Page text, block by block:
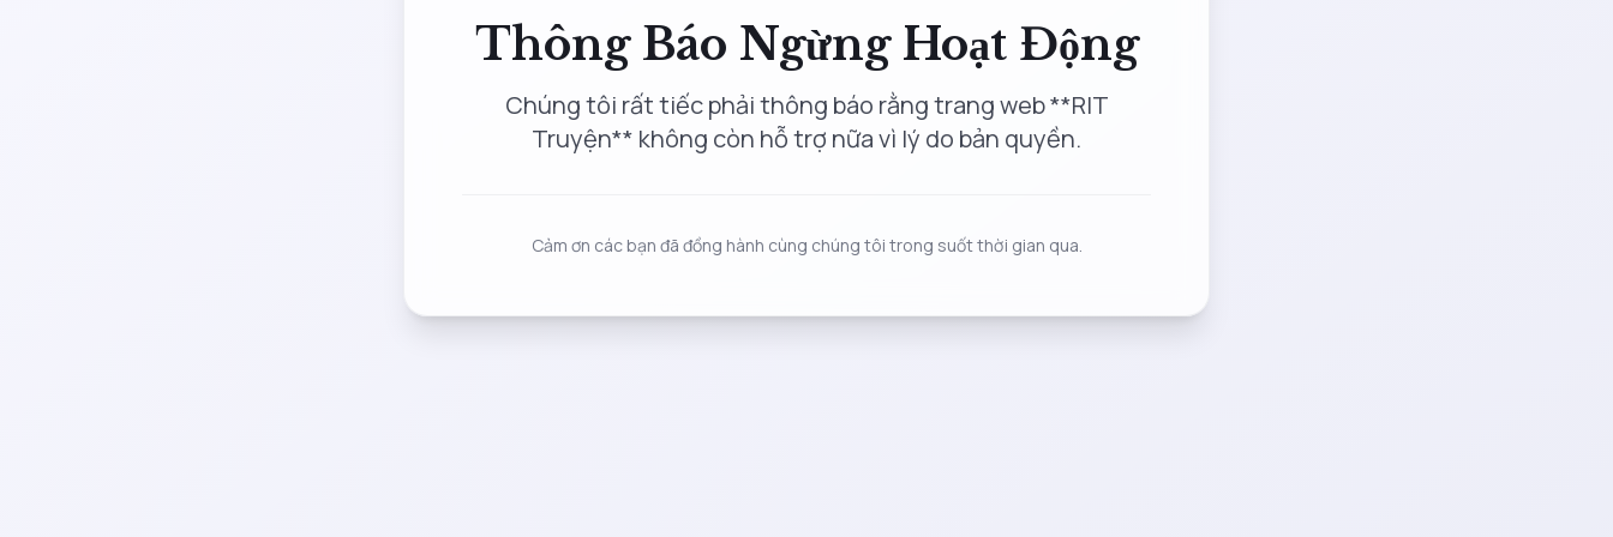
Thông Báo Ngừng Hoạt Động
Chúng tôi rất tiếc phải thông báo rằng trang web **RIT
Truyện** không còn hỗ trợ nữa vì lý do bản quyền.
Cảm ơn các bạn đã đồng hành cùng chúng tôi trong suốt thời gian qua.